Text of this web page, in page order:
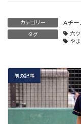
カテゴリー Aチー
タグ 六
や
前の記事